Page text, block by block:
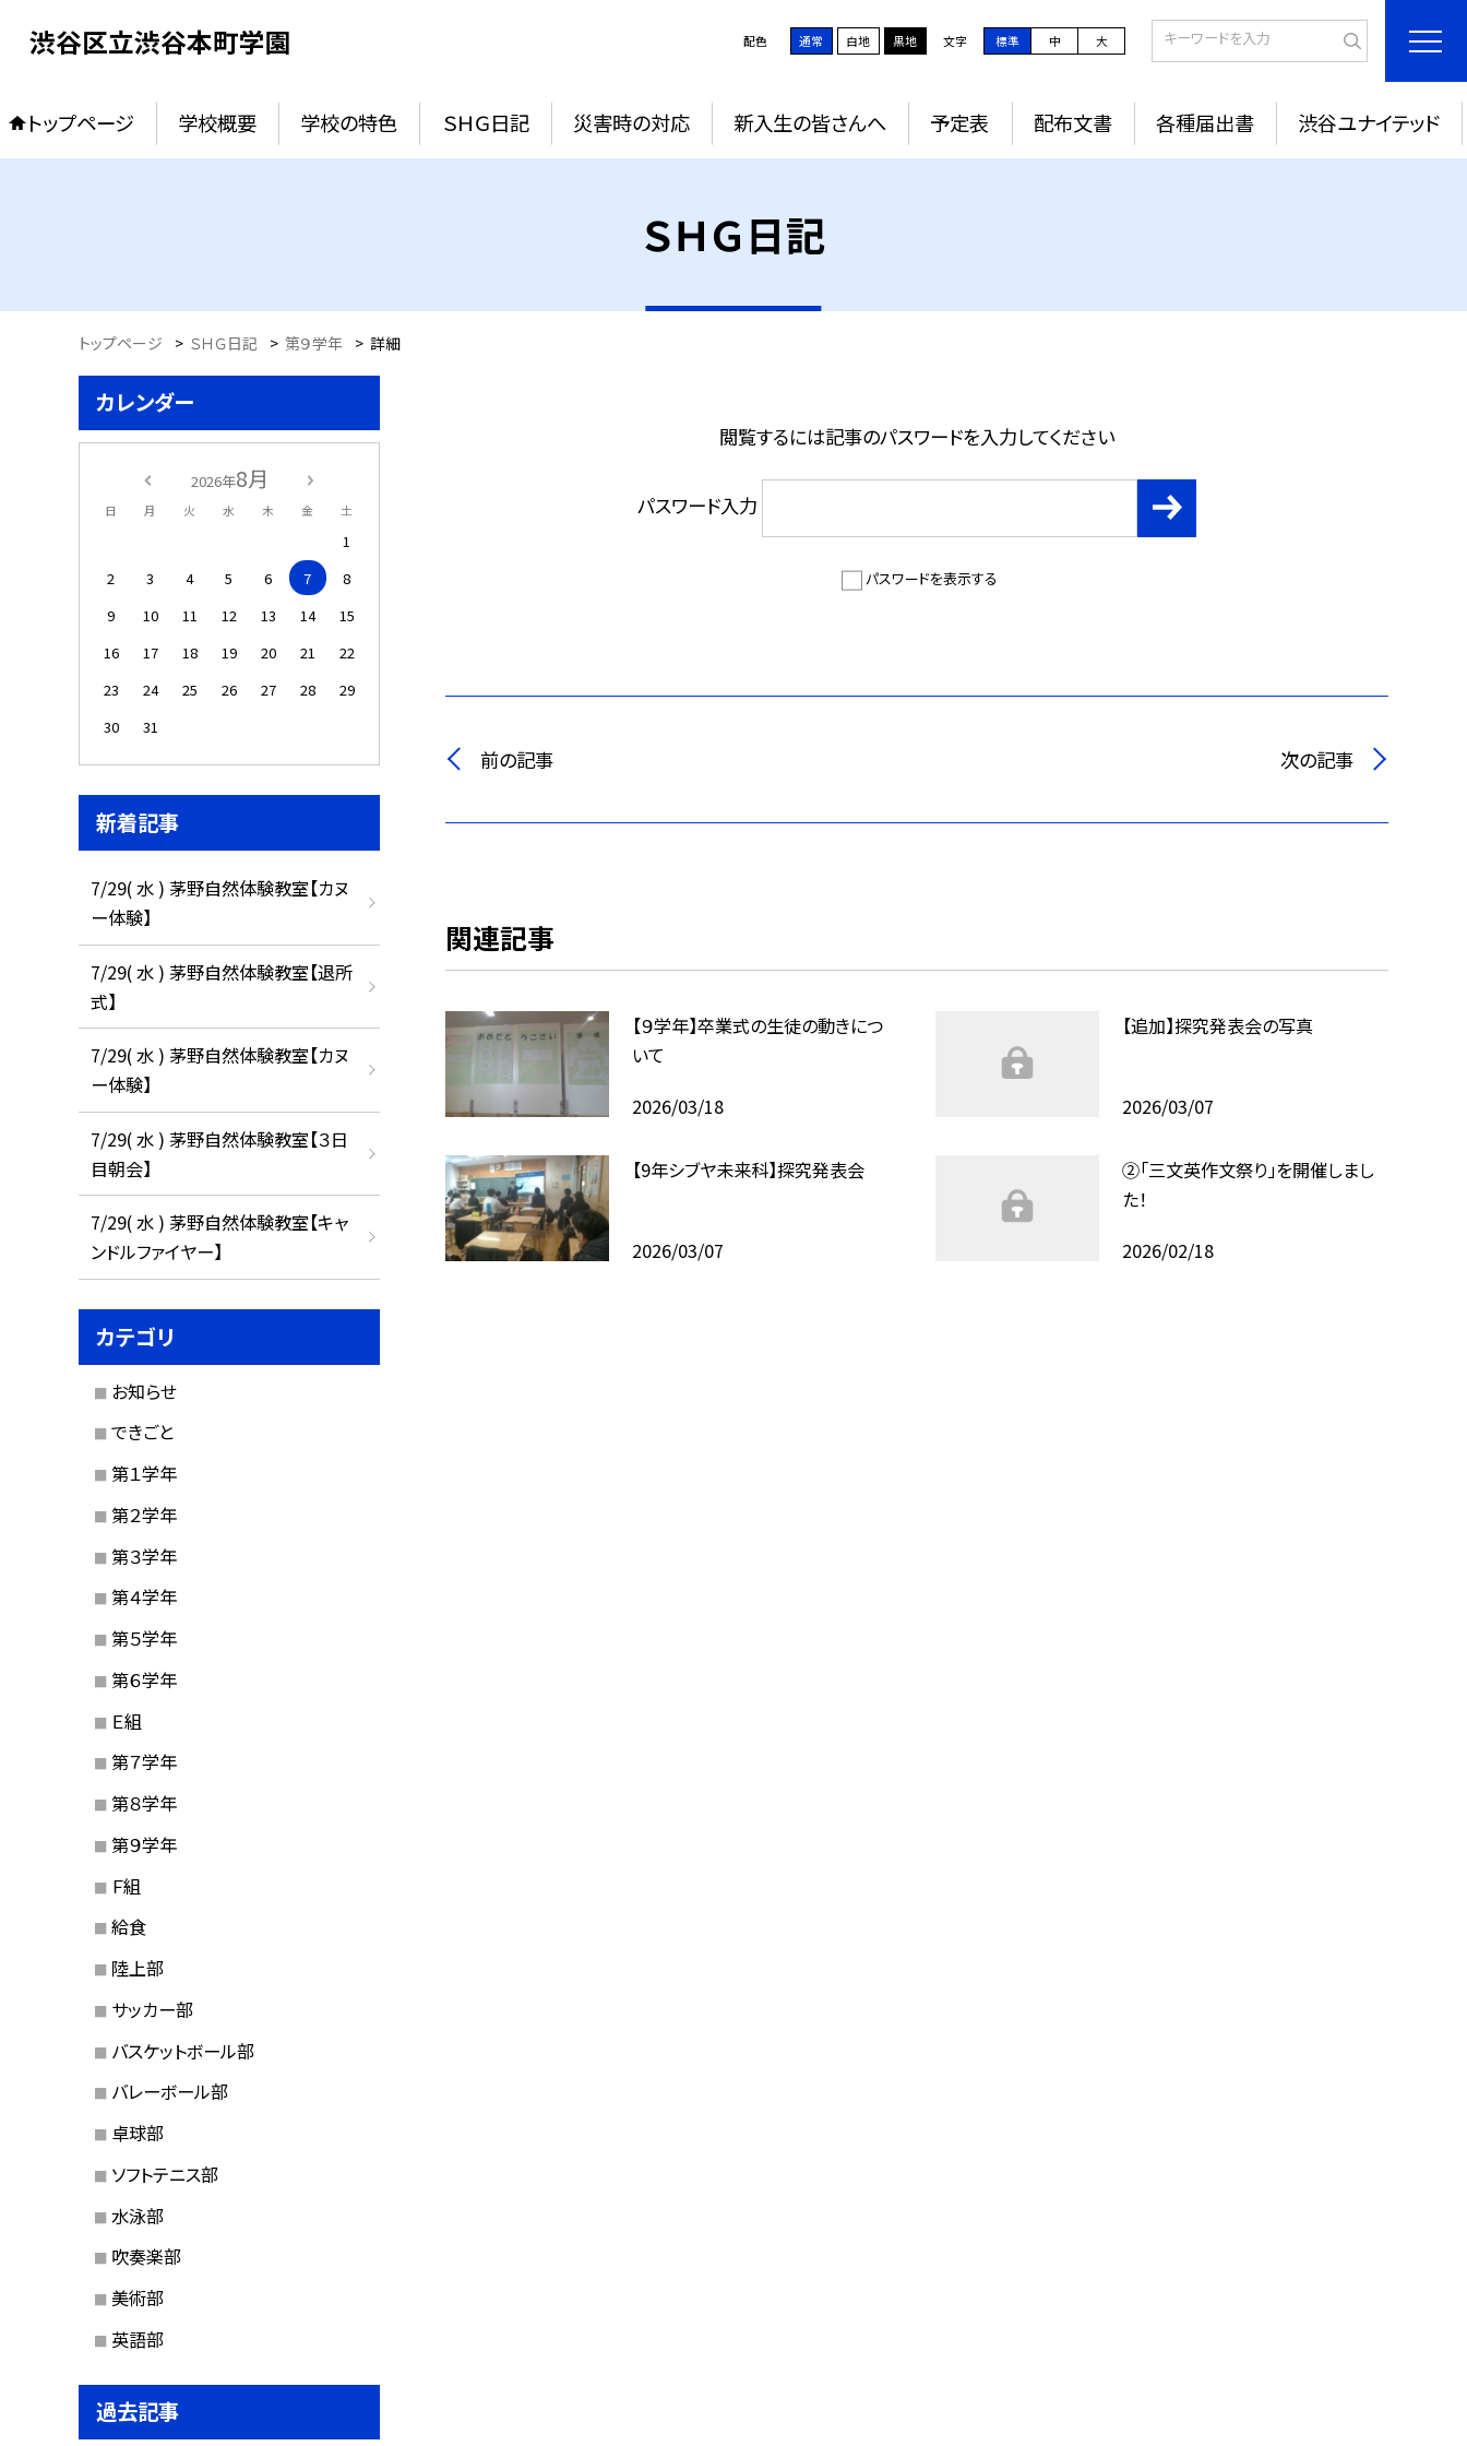
渋谷区立渋谷本町学園 配色 通常 白地 黒地 文字 標準 中 大
トップページ 学校概要 学校の特色 ＳＨＧ日記 災害時の対応 新入生の皆さんへ 予定表 配布文書 各種届出書 渋谷ユナイテッド
ＳＨＧ日記
トップページ > ＳＨＧ日記 > 第９学年 > 詳細
閲覧するには記事のパスワードを入力してください
パスワード入力
パスワードを表示する
前の記事 次の記事
関連記事
【９学年】卒業式の生徒の動きにつ
いて
2026/03/18
【追加】探究発表会の写真
2026/03/07
【9年シブヤ未来科】探究発表会
2026/03/07
②「三文英作文祭り」を開催しまし
た！
2026/02/18
カレンダー
2026年8月
日 月 火 水 木 金 土
1
2
3 4 5 6 7
8
9
10 11 12 13 14
15
16
17 18 19 20 21
22
23
24 25 26 27 28
29
30
31
新着記事
7/29( 水 ) 茅野自然体験教室【カヌ
ー体験】
7/29( 水 ) 茅野自然体験教室【退所
式】
7/29( 水 ) 茅野自然体験教室【カヌ
ー体験】
7/29( 水 ) 茅野自然体験教室【３日
目朝会】
7/29( 水 ) 茅野自然体験教室【キャ
ンドルファイヤー】
カテゴリ
お知らせ
できごと
第１学年
第２学年
第３学年
第４学年
第５学年
第６学年
Ｅ組
第７学年
第８学年
第９学年
Ｆ組
給食
陸上部
サッカー部
バスケットボール部
バレーボール部
卓球部
ソフトテニス部
水泳部
吹奏楽部
美術部
英語部
過去記事